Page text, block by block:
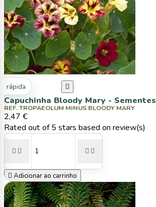
rápida 
Capuchinha Bloody Mary - Sementes
REF. TROPAEOLUM MINUS BLOODY MARY
2,47 €
Rated out of 5 stars based on review(s)
   
 Adicionar ao carrinho